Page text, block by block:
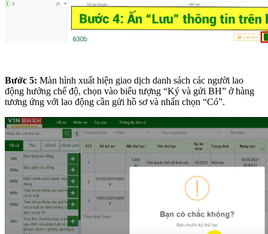
Bước 5: Màn hình xuất hiện giao dịch danh sách các người lao
động hưởng chế độ, chọn vào biểu tượng “Ký và gửi BH” ở hàng
tương ứng với lao động cần gửi hồ sơ và nhấn chọn “Có”.